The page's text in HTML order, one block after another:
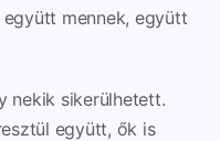
mennek, együtt
nekik sikerülhetett.
együtt, ők is